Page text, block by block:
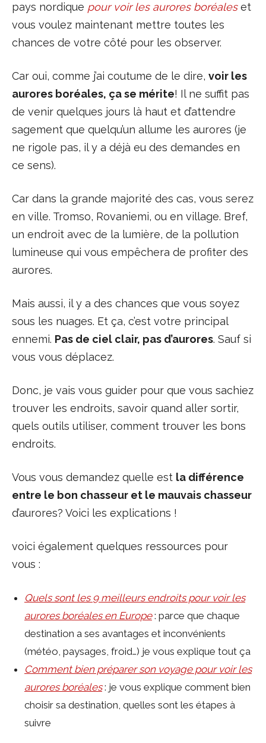
pays nordique pour voir les aurores boréaleset
vous voulez maintenant mettre toutes les
chances de votre côté pour les observer.
Car oui, comme j’ai coutume de le dire, voir les
aurores boréales, ça se mérite! Il ne suffit pas
de venir quelques jours là haut et d’attendre
sagement que quelqu’un allume les aurores (je
ne rigole pas, il y a déjà eu des demandes en
ce sens).
Car dans la grande majorité des cas, vous serez
en ville. Tromso, Rovaniemi, ou en village. Bref,
un endroit avec de la lumière, de la pollution
lumineuse qui vous empêchera de profiter des
aurores.
Mais aussi, il y a des chances que vous soyez
sous les nuages. Et ça, c’est votre principal
ennemi. Pas de ciel clair, pas d’aurores. Sauf si
vous vous déplacez.
Donc, je vais vous guider pour que vous sachiez
trouver les endroits, savoir quand aller sortir,
quels outils utiliser, comment trouver les bons
endroits.
Vous vous demandez quelle est la différence
entre le bon chasseur et le mauvais chasseur
d’aurores? Voici les explications !
voici également quelques ressources pour
vous :
Quels sont les 9 meilleurs endroits pour voir les
aurores boréales en Europe: parce que chaque
destination a ses avantages et inconvénients
(météo, paysages, froid…) je vous explique tout ça
Comment bien préparer son voyage pour voir les
aurores boréales: je vous explique comment bien
choisir sa destination, quelles sont les étapes à
suivre